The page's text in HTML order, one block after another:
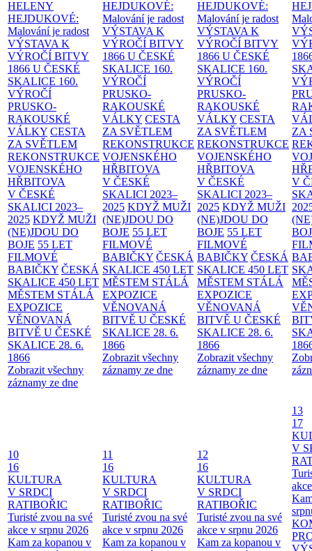
HELENY
HEJDUKOVÉ:
Malování je radost
VÝSTAVA K
VÝROČÍ BITVY
1866 U ČESKÉ
SKALICE 160.
VÝROČÍ
PRUSKO-
RAKOUSKÉ
VÁLKY CESTA
ZA SVĚTLEM
REKONSTRUKCE
VOJENSKÉHO
HŘBITOVA
V ČESKÉ
SKALICI 2023–
2025 KDYŽ MUŽI
(NE)JDOU DO
BOJE 55 LET
FILMOVÉ
BABIČKY ČESKÁ
SKALICE 450 LET
MĚSTEM STÁLÁ
EXPOZICE
VĚNOVANÁ
BITVĚ U ČESKÉ
SKALICE 28. 6.
1866
Zobrazit všechny
záznamy ze dne
HEJDUKOVÉ:
Malování je radost
VÝSTAVA K
VÝROČÍ BITVY
1866 U ČESKÉ
SKALICE 160.
VÝROČÍ
PRUSKO-
RAKOUSKÉ
VÁLKY CESTA
ZA SVĚTLEM
REKONSTRUKCE
VOJENSKÉHO
HŘBITOVA
V ČESKÉ
SKALICI 2023–
2025 KDYŽ MUŽI
(NE)JDOU DO
BOJE 55 LET
FILMOVÉ
BABIČKY ČESKÁ
SKALICE 450 LET
MĚSTEM STÁLÁ
EXPOZICE
VĚNOVANÁ
BITVĚ U ČESKÉ
SKALICE 28. 6.
1866
Zobrazit všechny
záznamy ze dne
HEJDUKOVÉ:
Malování je radost
VÝSTAVA K
VÝROČÍ BITVY
1866 U ČESKÉ
SKALICE 160.
VÝROČÍ
PRUSKO-
RAKOUSKÉ
VÁLKY CESTA
ZA SVĚTLEM
REKONSTRUKCE
VOJENSKÉHO
HŘBITOVA
V ČESKÉ
SKALICI 2023–
2025 KDYŽ MUŽI
(NE)JDOU DO
BOJE 55 LET
FILMOVÉ
BABIČKY ČESKÁ
SKALICE 450 LET
MĚSTEM STÁLÁ
EXPOZICE
VĚNOVANÁ
BITVĚ U ČESKÉ
SKALICE 28. 6.
1866
Zobrazit všechny
záznamy ze dne
ZA
V
10
16
KULTURA
V SRDCI
RATIBOŘIC
Turisté zvou na své
akce v srpnu 2026
Kam za kopanou v
11
16
KULTURA
V SRDCI
RATIBOŘIC
Turisté zvou na své
akce v srpnu 2026
Kam za kopanou v
12
16
KULTURA
V SRDCI
RATIBOŘIC
Turisté zvou na své
akce v srpnu 2026
Kam za kopanou v
13
17
V